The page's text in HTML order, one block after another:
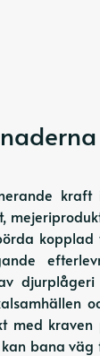
kopplad
med
bana väg